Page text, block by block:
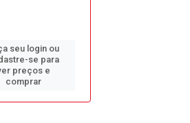
seu login ou
se para
preços e
comprar